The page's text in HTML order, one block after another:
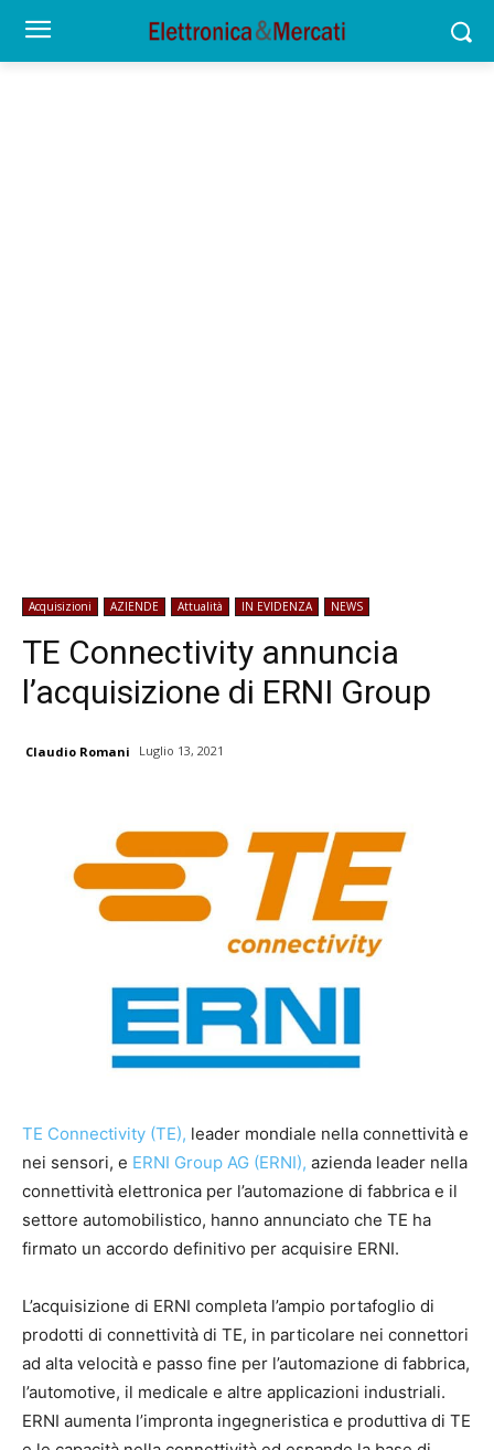
Acquisizioni AZIENDE Attualità IN EVIDENZA NEWS
TE Connectivity annuncia
l’acquisizione di ERNI Group
Claudio Romani Luglio 13, 2021
TE Connectivity (TE), leader mondiale nella connettività e
nei sensori, e ERNI Group AG (ERNI), azienda leader nella
connettività elettronica per l’automazione di fabbrica e il
settore automobilistico, hanno annunciato che TE ha
firmato un accordo definitivo per acquisire ERNI.
L’acquisizione di ERNI completa l’ampio portafoglio di
prodotti di connettività di TE, in particolare nei connettori
ad alta velocità e passo fine per l’automazione di fabbrica,
l’automotive, il medicale e altre applicazioni industriali.
ERNI aumenta l’impronta ingegneristica e produttiva di TE